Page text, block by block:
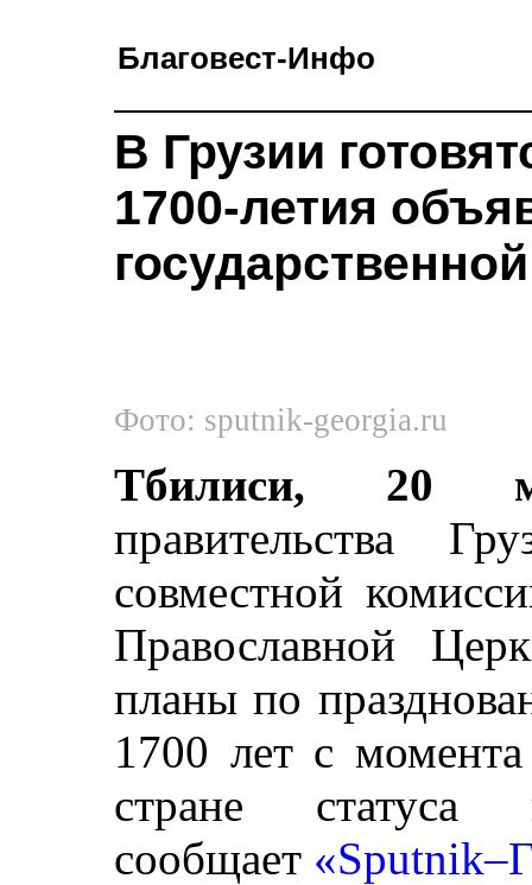
Благовест-Инфо
В Грузии
1700-летия
Фото: sputnik-georgia.ru
Тбилиси, 20
правительства
совместной
Православной
планы по
1700 лет с
стране статуса
сообщает